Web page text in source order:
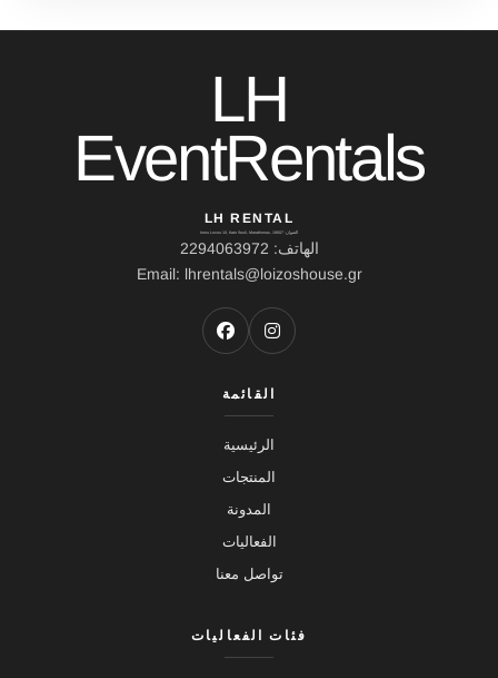
LH
EventRentals
LH RENTAL
العنوان: Ierou Loxou 10, Kato Souli, Marathonas, 19007
الهاتف: 2294063972
Email: lhrentals@loizoshouse.gr
القائمة
الرئيسية
المنتجات
المدونة
الفعاليات
تواصل معنا
فئات الفعاليات